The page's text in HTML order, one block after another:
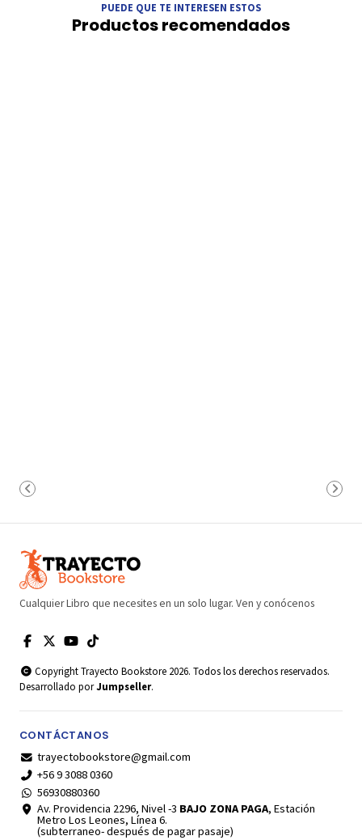
PUEDE QUE TE INTERESEN ESTOS
Productos recomendados
Cualquier Libro que necesites en un solo lugar. Ven y conócenos
Copyright Trayecto Bookstore 2026. Todos los derechos reservados.
Desarrollado porJumpseller.
CONTÁCTANOS
trayectobookstore@gmail.com
+56 9 3088 0360
56930880360
Av. Providencia 2296, Nivel -3 BAJO ZONA PAGA, Estación
Metro Los Leones, Línea 6.
(subterraneo- después de pagar pasaje)